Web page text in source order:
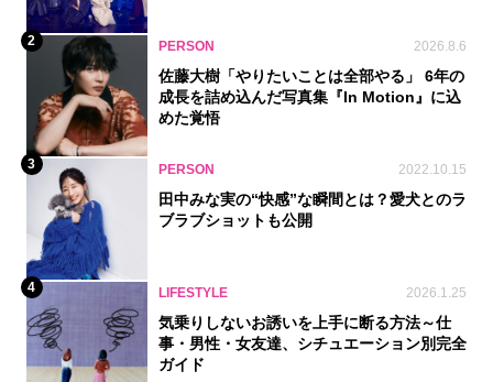
2 PERSON 2026.8.6
佐藤大樹「やりたいことは全部やる」 6年の
成長を詰め込んだ写真集『In Motion』に込
めた覚悟
3 PERSON 2022.10.15
田中みな実の“快感”な瞬間とは？愛犬とのラ
ブラブショットも公開
4 LIFESTYLE 2026.1.25
気乗りしないお誘いを上手に断る方法～仕
事・男性・女友達、シチュエーション別完全
ガイド